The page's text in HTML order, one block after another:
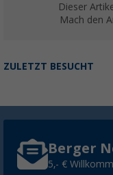
Dieser
Mach den
ZULETZT BESUCHT
Berger
5,- €